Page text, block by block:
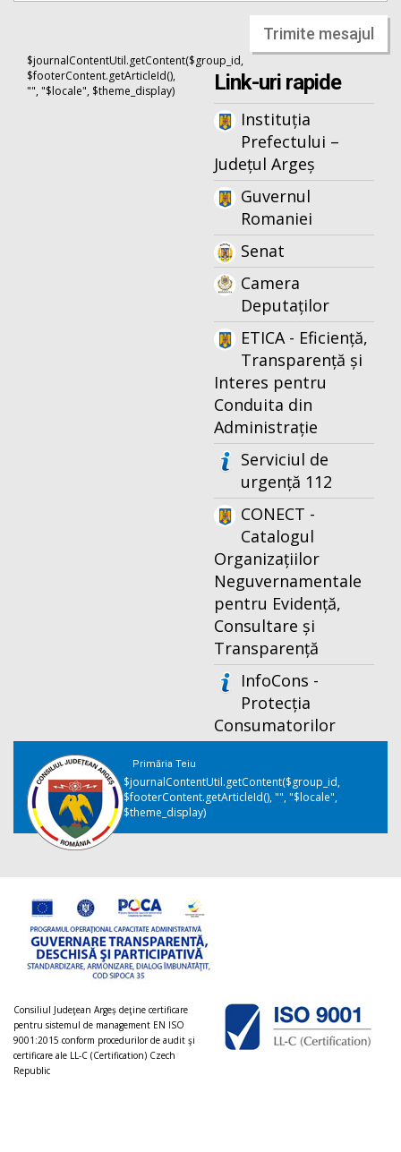
Trimite mesajul
$journalContentUtil.getContent($group_id,
$footerContent.getArticleId(),
"", "$locale", $theme_display)
Link-uri rapide
Instituția
Prefectului –
Județul Argeș
Guvernul
Romaniei
Senat
Camera
Deputaților
ETICA - Eficiență,
Transparență și
Interes pentru
Conduita din
Administrație
Serviciul de
urgență 112
CONECT -
Catalogul
Organizațiilor
Neguvernamentale
pentru Evidență,
Consultare și
Transparență
InfoCons -
Protecția
Consumatorilor
Primăria Teiu
$journalContentUtil.getContent($group_id,
$footerContent.getArticleId(), "", "$locale",
$theme_display)
Consiliul Judeţean Argeș deţine certificare
pentru sistemul de management EN ISO
9001:2015 conform procedurilor de audit şi
certificare ale LL-C (Certification) Czech
Republic